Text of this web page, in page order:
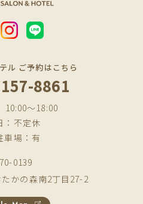
ル ご予約はこちら
8861
〜18:00
：不定休
車場：有
0139
かの森南2丁目27-2